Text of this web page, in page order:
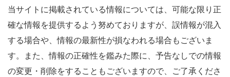
当サイトに掲載されている情報については、可能な限り正
確な情報を提供するよう努めておりますが、誤情報が混入
する場合や、情報の最新性が損なわれる場合もございま
す。また、情報の正確性を鑑みた際に、予告なしでの情報
の変更・削除をすることもございますので、ご了承くださ